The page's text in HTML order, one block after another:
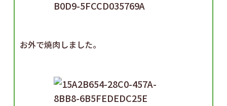
お外で焼肉しました。